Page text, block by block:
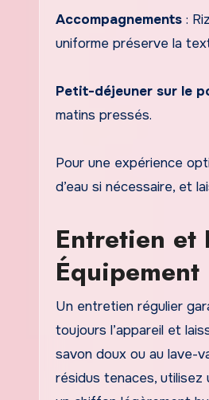
Accompagnements :
uniforme préserve la
Petit-déjeuner sur le
matins pressés.
Pour une expérience
d’eau si nécessaire, et
Entretien et
Équipement
Un entretien régulier
toujours l’appareil et
savon doux ou au lave-
résidus tenaces,